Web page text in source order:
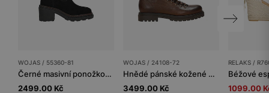
WOJAS / 55360-81
Černé masivní ponožkové kotníkové boty
2499.00 Kč
WOJAS / 24108-72
Hnědé pánské kožené workery
3499.00 Kč
RELAKS /
1099.00